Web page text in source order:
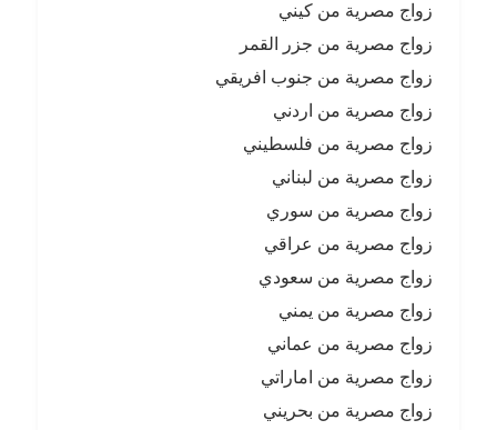
زواج مصرية من كيني
زواج مصرية من جزر القمر
زواج مصرية من جنوب افريقي
زواج مصرية من اردني
زواج مصرية من فلسطيني
زواج مصرية من لبناني
زواج مصرية من سوري
زواج مصرية من عراقي
زواج مصرية من سعودي
زواج مصرية من يمني
زواج مصرية من عماني
زواج مصرية من اماراتي
زواج مصرية من بحريني